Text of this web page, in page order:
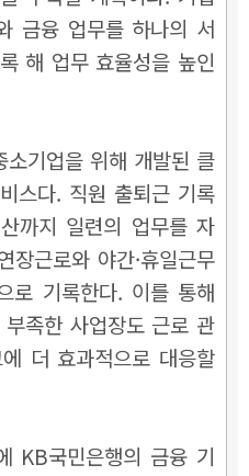
금융 업무를 하나의 서
해 업무 효율성을 높인
기업을 위해 개발된 클
스다. 직원 출퇴근 기록
까지 일련의 업무를 자
근로와 야간·휴일근무
로 기록한다. 이를 통해
족한 사업장도 근로 관
더 효과적으로 대응할
KB국민은행의 금융 기